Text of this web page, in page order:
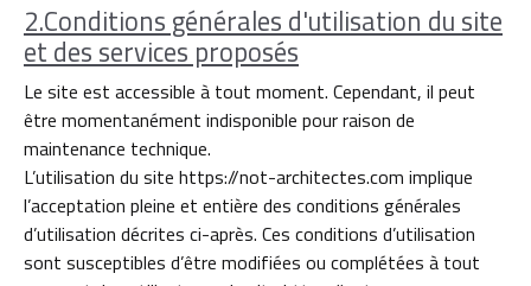
2.Conditions générales d'utilisation du site
et des services proposés
Le site est accessible à tout moment. Cependant, il peut
être momentanément indisponible pour raison de
maintenance technique.
L’utilisation du site https://not-architectes.com implique
l’acceptation pleine et entière des conditions générales
d’utilisation décrites ci-après. Ces conditions d’utilisation
sont susceptibles d’être modifiées ou complétées à tout